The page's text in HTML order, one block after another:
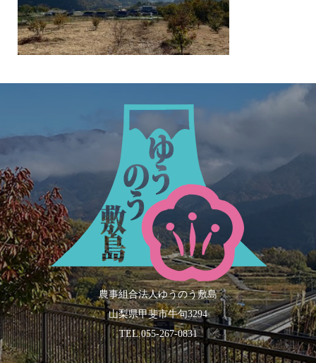
農事組合法人ゆうのう敷島
山梨県甲斐市牛句3294
TEL.055-267-0831